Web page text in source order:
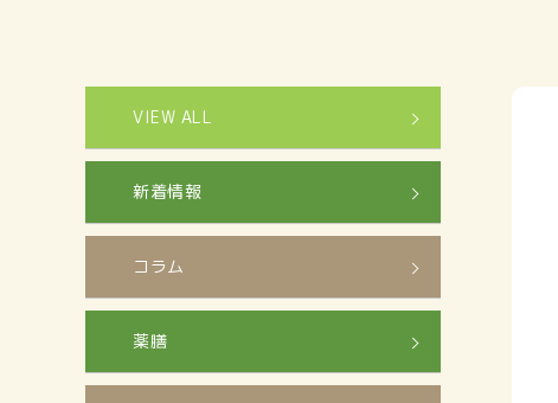
VIEW ALL
新着情報
コラム
薬膳